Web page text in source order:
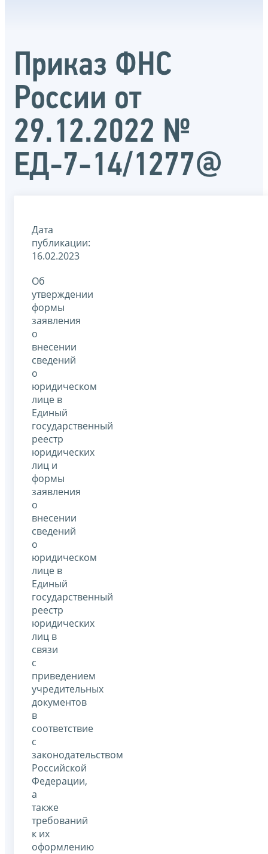
Приказ ФНС
России от
29.12.2022 №
ЕД-7-14/1277@
Дата
публикации:
16.02.2023
Об
утверждении
формы
заявления
о
внесении
сведений
о
юридическом
лице в
Единый
государственный
реестр
юридических
лиц и
формы
заявления
о
внесении
сведений
о
юридическом
лице в
Единый
государственный
реестр
юридических
лиц в
связи
с
приведением
учредительных
документов
в
соответствие
с
законодательством
Российской
Федерации,
а
также
требований
к их
оформлению